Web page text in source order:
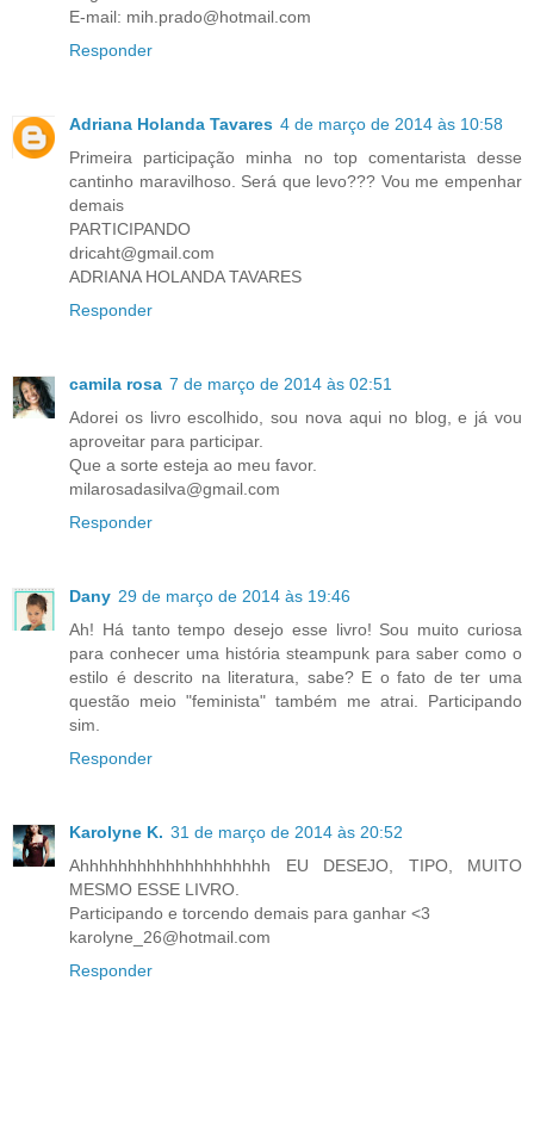
E-mail: mih.prado@hotmail.com
Responder
Adriana Holanda Tavares 4 de março de 2014 às 10:58
Primeira participação minha no top comentarista desse
cantinho maravilhoso. Será que levo??? Vou me empenhar
demais
PARTICIPANDO
dricaht@gmail.com
ADRIANA HOLANDA TAVARES
Responder
camila rosa 7 de março de 2014 às 02:51
Adorei os livro escolhido, sou nova aqui no blog, e já vou
aproveitar para participar.
Que a sorte esteja ao meu favor.
milarosadasilva@gmail.com
Responder
Dany 29 de março de 2014 às 19:46
Ah! Há tanto tempo desejo esse livro! Sou muito curiosa
para conhecer uma história steampunk para saber como o
estilo é descrito na literatura, sabe? E o fato de ter uma
questão meio "feminista" também me atrai. Participando
sim.
Responder
Karolyne K. 31 de março de 2014 às 20:52
Ahhhhhhhhhhhhhhhhhhhh EU DESEJO, TIPO, MUITO
MESMO ESSE LIVRO.
Participando e torcendo demais para ganhar <3
karolyne_26@hotmail.com
Responder